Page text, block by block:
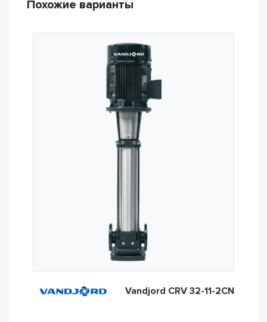
Похожие варианты
Vandjord CRV 32-11-2CN